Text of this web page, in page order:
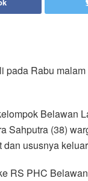
Rabu
Belawan
Sahputra (38)
ususnya
RS PHC